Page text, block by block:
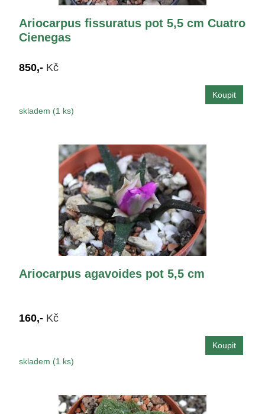
Ariocarpus fissuratus pot 5,5 cm Cuatro
Cienegas
850,- Kč
skladem (1 ks)
Ariocarpus agavoides pot 5,5 cm
160,- Kč
skladem (1 ks)